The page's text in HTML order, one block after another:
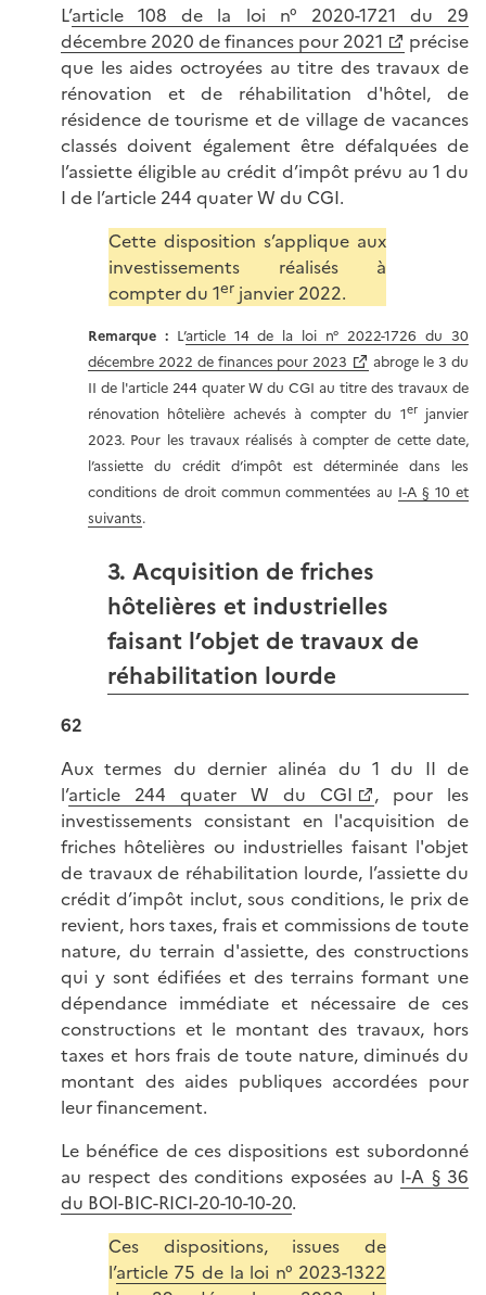
L’article 108 de la loi n° 2020-1721 du 29
décembre 2020 de finances pour 2021
précise
que les aides octroyées au titre des travaux de
rénovation et de réhabilitation d'hôtel, de
résidence de tourisme et de village de vacances
classés doivent également être défalquées de
l’assiette éligible au crédit d’impôt prévu au 1 du
I de l’article 244 quater W du CGI.
Cette disposition s’applique aux
investissements réalisés à
compter du 1erjanvier 2022.
Remarque :L’article 14 de la loi n° 2022-1726 du 30
décembre 2022 de finances pour 2023
abroge le 3 du
II de l'article 244 quater W du CGI au titre des travaux de
rénovation hôtelière achevés à compter du 1erjanvier
2023. Pour les travaux réalisés à compter de cette date,
l’assiette du crédit d’impôt est déterminée dans les
conditions de droit commun commentées au I-A § 10 et
suivants.
3. Acquisition de friches
hôtelières et industrielles
faisant l’objet de travaux de
réhabilitation lourde
62
Aux termes du dernier alinéa du 1 du II de
l’article 244 quater W du CGI
, pour les
investissements consistant en l'acquisition de
friches hôtelières ou industrielles faisant l'objet
de travaux de réhabilitation lourde, l’assiette du
crédit d’impôt inclut, sous conditions, le prix de
revient, hors taxes, frais et commissions de toute
nature, du terrain d'assiette, des constructions
qui y sont édifiées et des terrains formant une
dépendance immédiate et nécessaire de ces
constructions et le montant des travaux, hors
taxes et hors frais de toute nature, diminués du
montant des aides publiques accordées pour
leur financement.
Le bénéfice de ces dispositions est subordonné
au respect des conditions exposées au I-A § 36
du BOI-BIC-RICI-20-10-10-20.
Ces dispositions, issues de
l’article 75 de la loi n° 2023-1322